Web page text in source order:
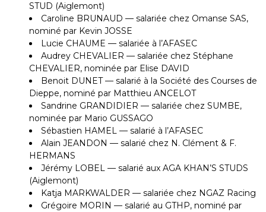
STUD (Aiglemont)
Caroline BRUNAUD — salariée chez Omanse SAS,
nominé par Kevin JOSSE
Lucie CHAUME — salariée à l’AFASEC
Audrey CHEVALIER — salariée chez Stéphane
CHEVALIER, nominée par Elise DAVID
Benoit DUNET — salarié à la Société des Courses de
Dieppe, nominé par Matthieu ANCELOT
Sandrine GRANDIDIER — salariée chez SUMBE,
nominée par Mario GUSSAGO
Sébastien HAMEL — salarié à l’AFASEC
Alain JEANDON — salarié chez N. Clément & F.
HERMANS
Jérémy LOBEL — salarié aux AGA KHAN’S STUDS
(Aiglemont)
Katja MARKWALDER — salariée chez NGAZ Racing
Grégoire MORIN — salarié au GTHP, nominé par